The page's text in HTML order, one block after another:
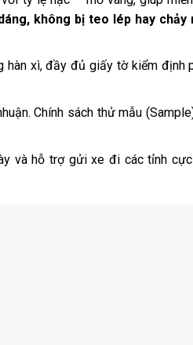
không bị teo lép hay chảy
hàn xì, đầy đủ giấy tờ kiểm định
Chính sách thử mẫu
và hỗ trợ gửi xe đi các tỉnh cực